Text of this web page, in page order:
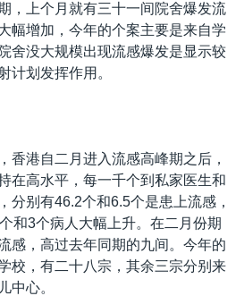
，上个月就有三十一间院舍爆发流
幅增加，今年的个案主要是来自学
舍没大规模出现流感爆发是显示较
计划发挥作用。
香港自二月进入流感高峰期之后，
在高水平，每一千个到私家医生和
分别有46.2个和6.5个是患上流感，
和3个病人大幅上升。在二月份期
感，高过去年同期的九间。今年的
校，有二十八宗，其余三宗分别来
中心。